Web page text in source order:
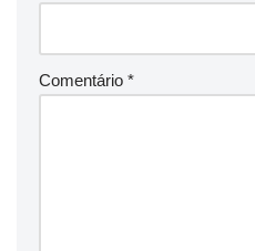
Comentário *